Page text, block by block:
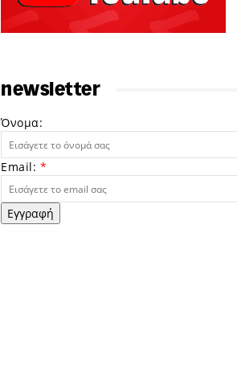
newsletter
Όνομα:
Email: *
Εγγραφή